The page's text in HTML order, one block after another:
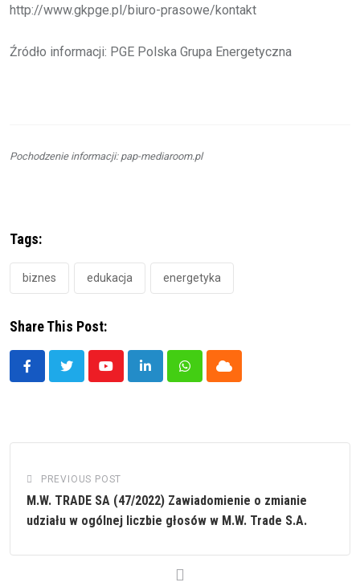
http://www.gkpge.pl/biuro-prasowe/kontakt
Źródło informacji: PGE Polska Grupa Energetyczna
Pochodzenie informacji: pap-mediaroom.pl
Tags:
biznes edukacja energetyka
Share This Post:
YoutubeLinkedInWhatsappCloud
PREVIOUS POST
M.W. TRADE SA (47/2022) Zawiadomienie o zmianie
udziału w ogólnej liczbie głosów w M.W. Trade S.A.